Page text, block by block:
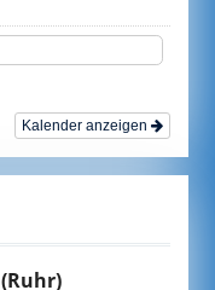
Kalender anzeigen
(Ruhr)